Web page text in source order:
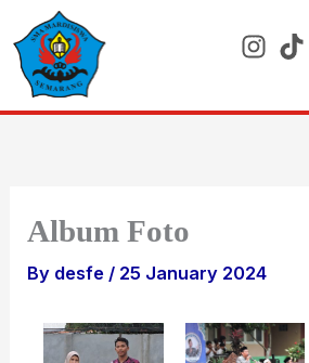
to
content
Menu
Album Foto
By desfe / 25 January 2024